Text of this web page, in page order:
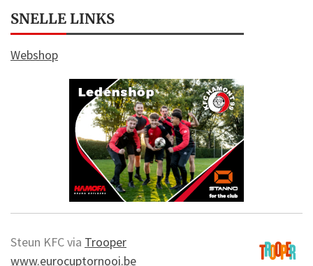
SNELLE LINKS
Webshop
Steun KFC via Trooper
www.eurocuptornooi.be